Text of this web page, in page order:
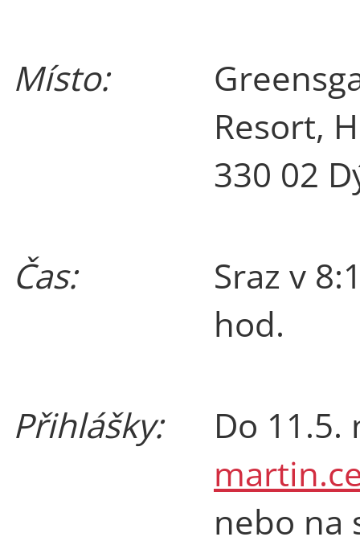
Místo:
Resort,
330 02
Čas:
Sraz v
hod.
Přihlášky:
Do 11.5.
nebo na